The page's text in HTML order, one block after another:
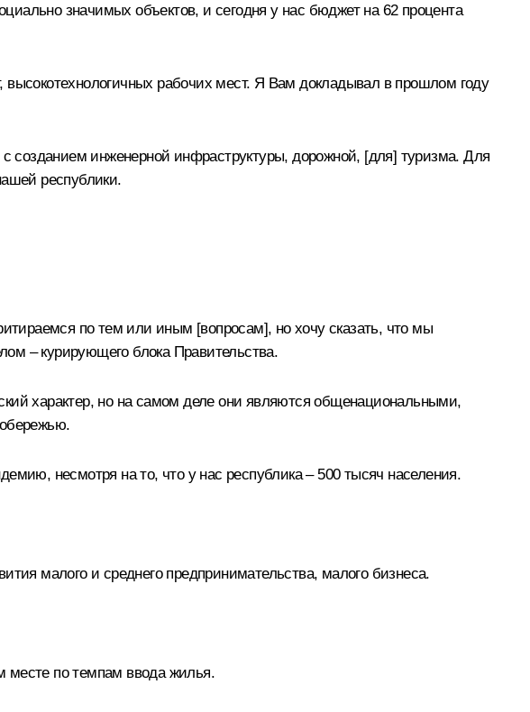
значимых объектов, и сегодня у нас бюджет на 62 процента
рабочих мест. Я Вам докладывал в прошлом году
созданием инженерной инфраструктуры, дорожной, [для] туризма. Для
республики.
по тем или иным [вопросам], но хочу сказать, что мы
– курирующего блока Правительства.
характер, но на самом деле они являются общенациональными,
несмотря на то, что у нас республика – 500 тысяч населения.
малого и среднего предпринимательства, малого бизнеса.
месте по темпам ввода жилья.